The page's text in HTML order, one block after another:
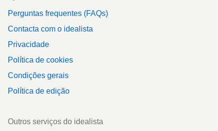
Perguntas frequentes (FAQs)
Contacta com o idealista
Privacidade
Política de cookies
Condições gerais
Política de edição
Outros serviços do idealista